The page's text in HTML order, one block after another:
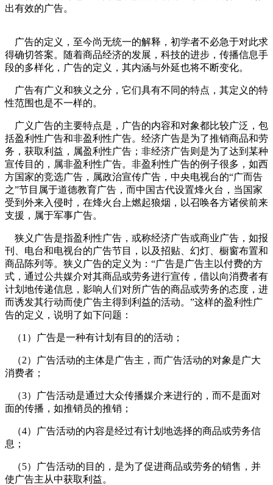
出有效的广告。
广告的定义，至今尚无统一的解释，初学者不必急于对此求
得确切答案。随着商品经济的发展，科技的进步，传播信息手
段的多样化，广告的定义，其内涵与外延也将不断变化。
广告有广义和狭义之分，它们具有不同的特点，其定义的特
性范围也是不一样的。
广义广告的主要特点是，广告的内容和对象都比较广泛，包
括盈利性广告和非盈利性广告。经济广告是为了推销商品和劳
务，获取利益，属盈利性广告；非经济广告则是为了达到某种
宣传目的，属非盈利性广告。非盈利性广告的例子很多，如西
方国家的竞选广告，属政治宣传广告，中央电视台的“广而告
之”节目属于道德教育广告，而中国古代设置烽火台，当国家
受到外来入侵时，在烽火台上燃起狼烟，以召唤各方诸侯前来
支援，属于军事广告。
狭义广告是指盈利性广告，或称经济广告或商业广告，如报
刊、电台和电视台的广告节目，以及招贴、幻灯、橱窗布置和
商品陈列等。狭义广告的定义为：“广告是广告主以付费的方
式，通过公共媒介对其商品或劳务进行宣传，借以向消费者有
计划地传递信息，影响人们对所广告的商品或劳务的态度，进
而诱发其行动而使广告主得到利益的活动。”这样的盈利性广
告的定义，说明了如下问题：
（1）广告是一种有计划有目的的活动；
（2）广告活动的主体是广告主，而广告活动的对象是广大
消费者；
（3）广告活动是通过大众传播媒介来进行的，而不是面对
面的传播，如推销员的推销；
（4）广告活动的内容是经过有计划地选择的商品或劳务信
息；
（5）广告活动的目的，是为了促进商品或劳务的销售，并
使广告主从中获取利益。